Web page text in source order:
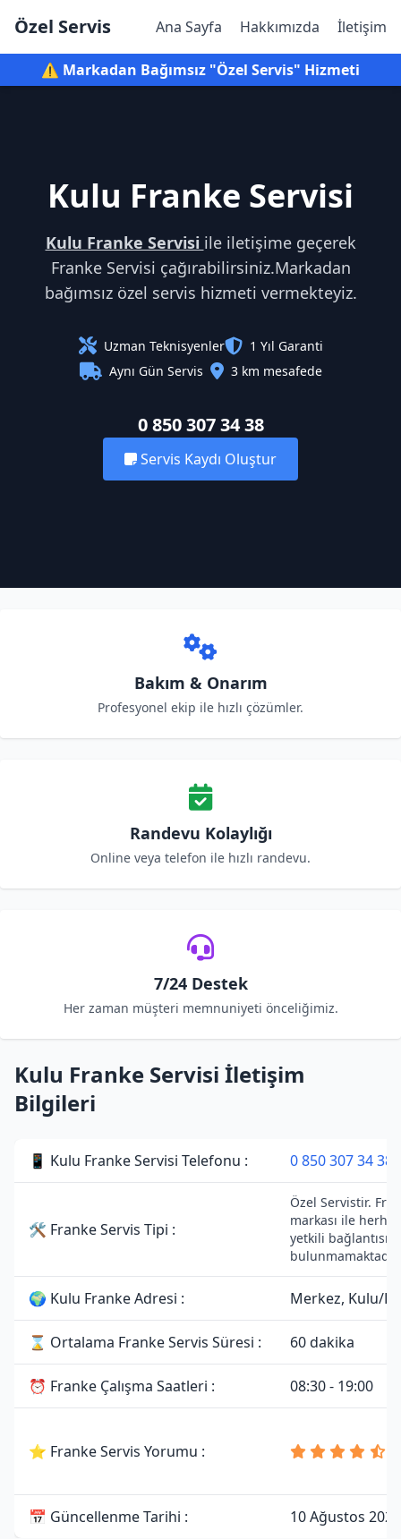
Özel Servis Ana Sayfa Hakkımızda İletişim
⚠️ Markadan Bağımsız "Özel Servis" Hizmeti
Kulu Franke Servisi
Kulu Franke Servisi ile iletişime geçerek
Franke Servisi çağırabilirsiniz.Markadan
bağımsız özel servis hizmeti vermekteyiz.
Uzman Teknisyenler
1 Yıl Garanti
Aynı Gün Servis
3 km mesafede
0 850 307 34 38
Servis Kaydı Oluştur
Bakım & Onarım
Profesyonel ekip ile hızlı çözümler.
Randevu Kolaylığı
Online veya telefon ile hızlı randevu.
7/24 Destek
Her zaman müşteri memnuniyeti önceliğimiz.
Kulu Franke Servisi İletişim
Bilgileri
📱 Kulu Franke Servisi Telefonu : 0 850 307 34 38
🛠 Franke Servis Tipi :
Özel Servistir.
markası ile
yetkili bağlantısı
bulunmamaktadır.
🌍 Kulu Franke Adresi : Merkez, Kulu/
⌛ Ortalama Franke Servis Süresi : 60 dakika
⏰ Franke Çalışma Saatleri : 08:30 - 19:00
⭐ Franke Servis Yorumu :
📅 Güncellenme Tarihi : 10 Ağustos 2026